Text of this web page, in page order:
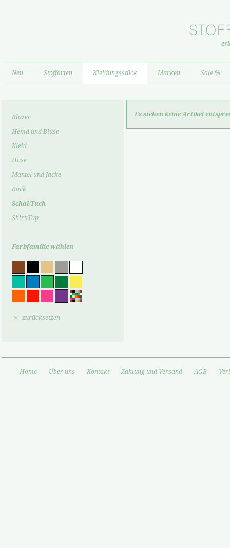
Neu Stoffarten Kleidungsstück Marken Sale %
Blazer
Hemd und Bluse
Kleid
Hose
Mantel und Jacke
Rock
Schal/Tuch
Shirt/Top
Farbfamilie wählen
zurücksetzen
Es stehen keine Artikel
Home Über uns Kontakt Zahlung und Versand AGB